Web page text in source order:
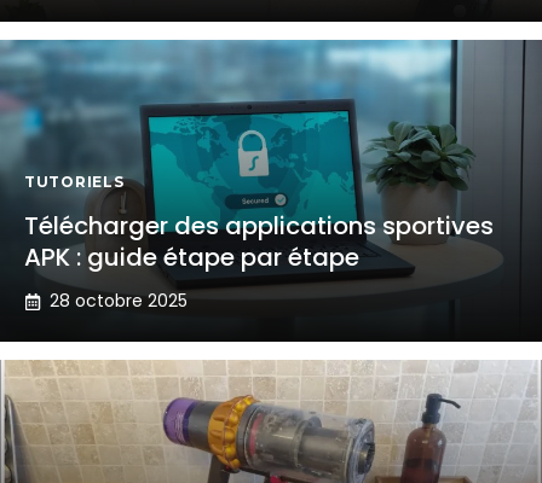
TUTORIELS
Télécharger des applications sportives
APK : guide étape par étape
28 octobre 2025